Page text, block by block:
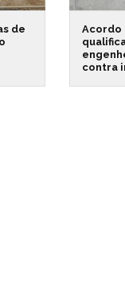
de
Acordo
contra